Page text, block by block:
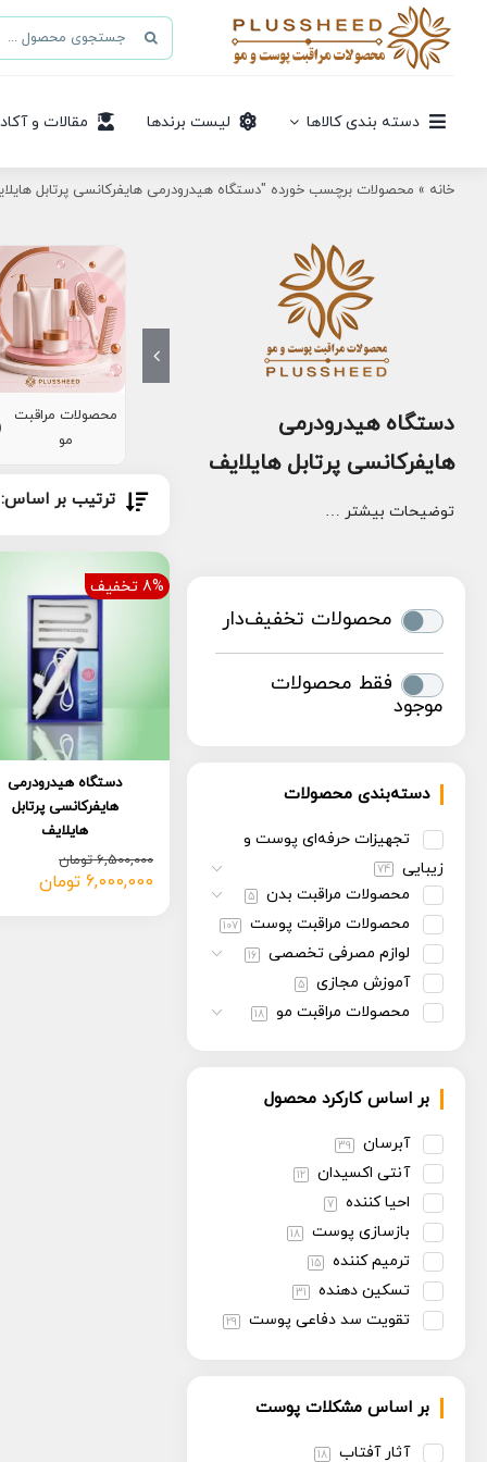
جستجو
برای:
دسته بندی کالاها لیست برندها مقالات و
خانه » محصولات برچسب خورده "دستگاه هیدرودرمی هایفرکانسی پرتابل
دستگاه هیدرودرمی
هایفرکانسی پرتابل هایلایف
توضیحات بیشتر …
محصولات تخفیف‌دار
فقط محصولات
موجود
دسته‌بندی محصولات
تجهیزات حرفه‌ای پوست و
زیبایی
74
محصولات مراقبت بدن 5
محصولات مراقبت پوست 107
لوازم مصرفی تخصصی 16
آموزش مجازی 5
محصولات مراقبت مو 18
بر اساس کارکرد محصول
آبرسان 39
آنتی اکسیدان 12
احیا کننده 7
بازسازی پوست 18
ترمیم کننده 15
تسکین دهنده 31
تقویت سد دفاعی پوست 29
سفت کننده 13
بر اساس مشکلات پوست
آثار آفتاب 18
محصولات مراقبت
مو
ترتیب بر اساس:
8% تخفیف
دستگاه هیدرودرمی
هایفرکانسی پرتابل
هایلایف
6,500,000 تومان
قیمت
6,000,000 تومان
قیمت